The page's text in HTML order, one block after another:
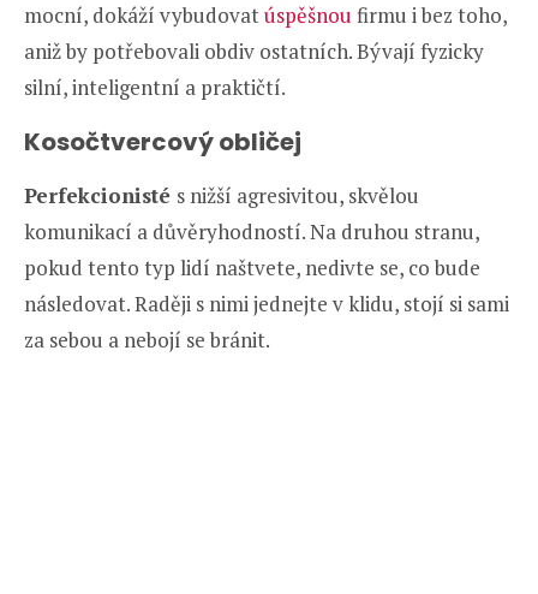
mocní, dokáží vybudovatúspěšnou firmu i bez toho,
aniž by potřebovali obdiv ostatních. Bývají fyzicky
silní, inteligentní a praktičtí.
Kosočtvercový obličej
Perfekcionisté s nižší agresivitou, skvělou
komunikací a důvěryhodností. Na druhou stranu,
pokud tento typ lidí naštvete, nedivte se, co bude
následovat. Raději s nimi jednejte v klidu, stojí si sami
za sebou a nebojí se bránit.